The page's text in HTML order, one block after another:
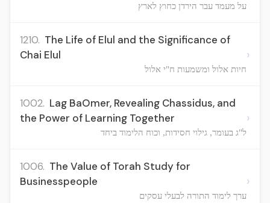
על מעמד עבר הירדן כחוץ לארץ
1210. The Life of Elul and the Significance of
Chai Elul
חיות אלול ומשמעות ח"י אלול
›
1002. Lag BaOmer, Revealing Chassidus, and
the Power of Learning Together
ל"ג בעומר, גילוי חסידות, וכוח הלימוד ביחד
›
1006. The Value of Torah Study for
Businesspeople
ערך לימוד התורה לבעלי עסקים
›